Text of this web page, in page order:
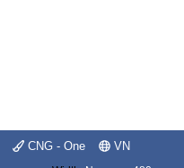
CNG - One VN